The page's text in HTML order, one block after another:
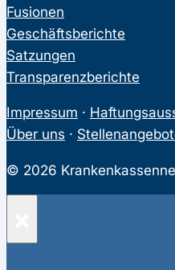
Fusionen
Geschäftsberichte
Satzungen
Transparenzberichte
Impressum ·
Über uns ·
© 2026